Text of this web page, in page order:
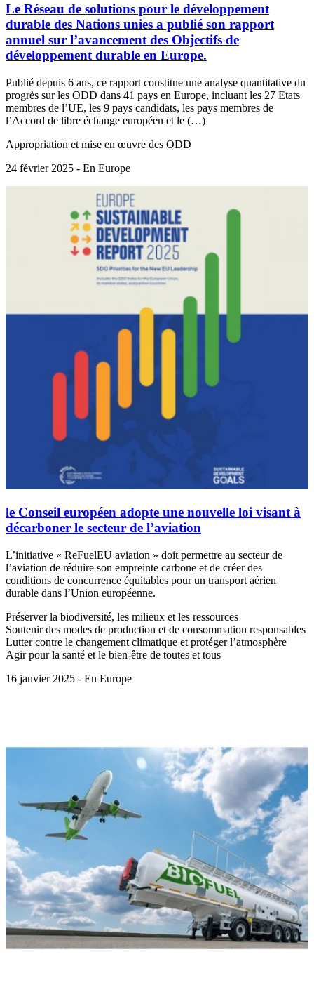
Le Réseau de solutions pour le développement
durable des Nations unies a publié son rapport
annuel sur l’avancement des Objectifs de
développement durable en Europe.
Publié depuis 6 ans, ce rapport constitue une analyse quantitative du
progrès sur les ODD dans 41 pays en Europe, incluant les 27 Etats
membres de l’UE, les 9 pays candidats, les pays membres de
l’Accord de libre échange européen et le (…)
Appropriation et mise en œuvre des ODD
24 février 2025 - En Europe
le Conseil européen adopte une nouvelle loi visant à
décarboner le secteur de l’aviation
L’initiative « ReFuelEU aviation » doit permettre au secteur de
l’aviation de réduire son empreinte carbone et de créer des
conditions de concurrence équitables pour un transport aérien
durable dans l’Union européenne.
Préserver la biodiversité, les milieux et les ressources
Soutenir des modes de production et de consommation responsables
Lutter contre le changement climatique et protéger l’atmosphère
Agir pour la santé et le bien-être de toutes et tous
16 janvier 2025 - En Europe